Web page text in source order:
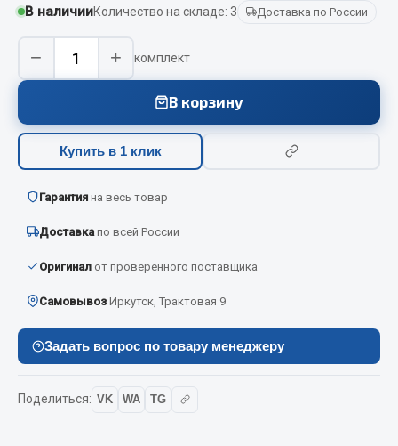
Смазочные материалы
Охладжающие жидкости
Технические жидкости
Весь раздел
МЕТИЗЫ
Болты
Гайки
Пресс-масленки
Пружины
В наличииКоличество на складе: 3 Доставка по России
− + комплект
В корзину
Купить в 1 клик
Гарантия на весь товар
Доставка по всей России
Оригинал от проверенного поставщика
Самовывоз Иркутск, Трактовая 9
Задать вопрос по товару менеджеру
Поделиться: VK WA TG